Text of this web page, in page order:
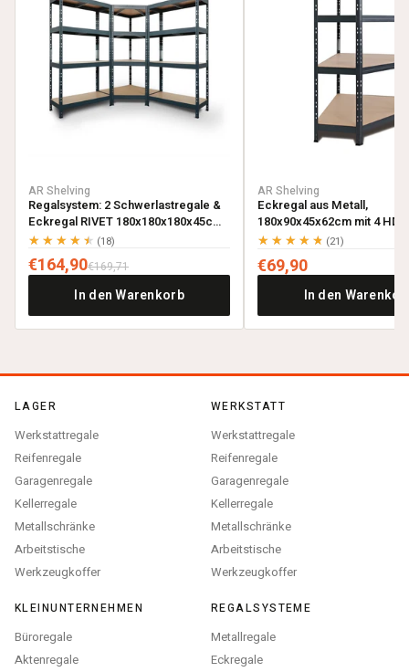
AR Shelving
Regalsystem: 2 Schwerlastregale &
Eckregal RIVET 180x180x180x45cm
mit 4 HDF-Böden, anthrazitgrau
★★★★★ (18)
€164,90€169,71
In den Warenkorb
AR Shelving
Eckregal aus Metall,
180x90x45x62cm mit 4
anthrazitgrau
★★★★★ (21)
€69,90
In den
LAGER
Werkstattregale
Reifenregale
Garagenregale
Kellerregale
Metallschränke
Arbeitstische
Werkzeugkoffer
WERKSTATT
Werkstattregale
Reifenregale
Garagenregale
Kellerregale
Metallschränke
Arbeitstische
Werkzeugkoffer
KLEINUNTERNEHMEN
Büroregale
Aktenregale
REGALSYSTEME
Metallregale
Eckregale